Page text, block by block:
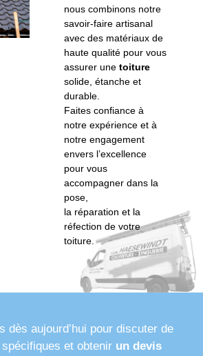
nous combinons notre
savoir-faire artisanal
avec des matériaux de
haute qualité pour vous
assurer une toiture
solide, étanche et
durable.
Faites confiance à
notre expérience et à
notre engagement
envers l’excellence
pour vous
accompagner dans la
pose,
la réparation et la
réfection de votre
toiture.
dès aujourd’hui pour discuter de
et obtenir un devis